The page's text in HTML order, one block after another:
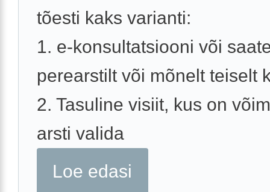
tõesti kaks varianti:
1. e-konsultatsiooni või
perearstilt või mõnelt teiselt
2. Tasuline visiit, kus on
arsti valida
Loe edasi